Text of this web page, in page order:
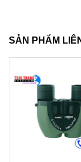
SẢN PHẨM